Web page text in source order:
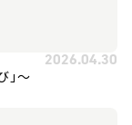
2026.04.30
」～